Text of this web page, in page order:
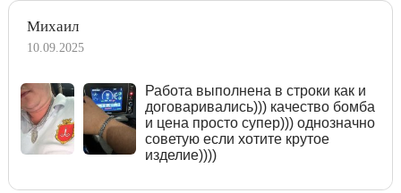
Михаил
10.09.2025
Работа выполнена в строки как и
договаривались))) качество бомба
и цена просто супер))) однозначно
советую если хотите крутое
изделие))))